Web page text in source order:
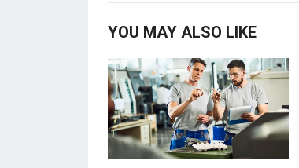
YOU MAY ALSO LIKE